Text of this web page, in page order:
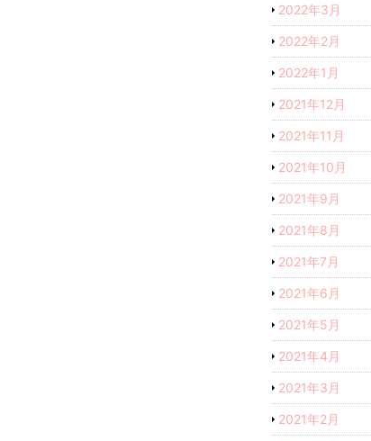
2022年3月
2022年2月
2022年1月
2021年12月
2021年11月
2021年10月
2021年9月
2021年8月
2021年7月
2021年6月
2021年5月
2021年4月
2021年3月
2021年2月